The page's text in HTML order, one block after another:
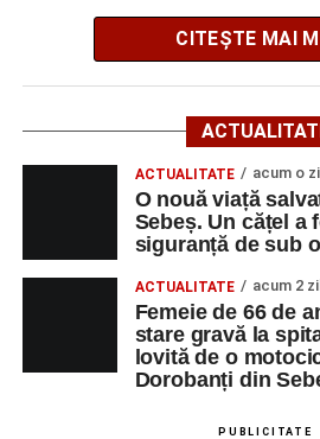
OCUPAŢIA
OPERATOR LA
MASINI-UNELTE
CU COMANDA
NUMERICA
Adaugă-ne ca
Urmărește-ne pe
AJOFM Alba a publicat lista
din Municipiul Sebeș, valabilă la
Oferta cuprinde posturi din
activitate, fiind adresată atât
cât și celor aflate la început de
Cei interesați pot consulta
disponibile accesând
, apoi
– Locuri de muncă vacante”.
CITEȘTE MAI
ACTUALITATE acum o zi
O nouă viață
Sebeș. Un cățel a
siguranță de sub
ACTUALITATE acum 2
Femeie de 66 de
stare gravă la
lovită de o
Dorobanți din
PUBLICITATE